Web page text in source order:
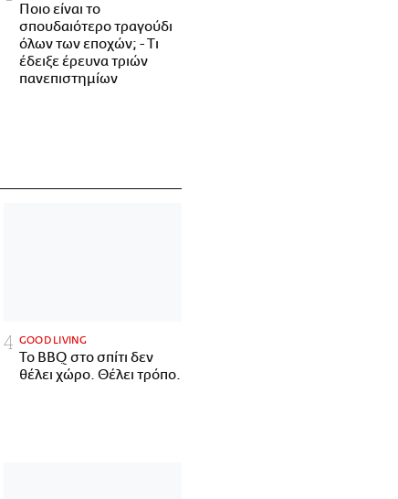
Ποιο είναι το
σπουδαιότερο τραγούδι
όλων των εποχών; - Τι
έδειξε έρευνα τριών
πανεπιστημίων
GOOD LIVING
Το BBQ στο σπίτι δεν
θέλει χώρο. Θέλει τρόπο.